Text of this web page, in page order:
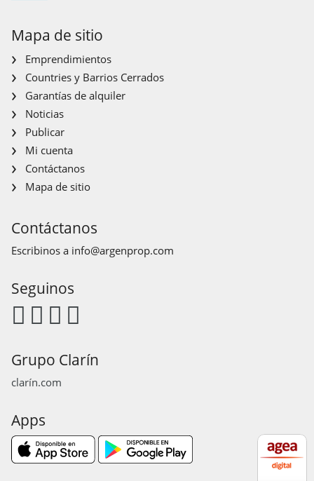
Mapa de sitio
Emprendimientos
Countries y Barrios Cerrados
Garantías de alquiler
Noticias
Publicar
Mi cuenta
Contáctanos
Mapa de sitio
Contáctanos
Escribinos a info@argenprop.com
Seguinos
Grupo Clarín
clarín.com
Apps